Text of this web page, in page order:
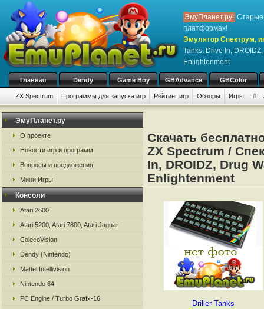
ЭмуПланет.ру: Старые
платформах!
Эмулятор Спектрум,
Tanks, Drive In,
Enlightenment
Главная Dendy Game Boy GBAdvance GBColor
ZX Spectrum Программы для запуска игр Рейтинг игр Обзоры Игры: #
ЭмуПланет.ру
О проекте
Новости игр и программ
Вопросы и предложения
Мини Игры
Консоли
Atari 2600
Atari 5200, Atari 7800, Atari Jaguar
ColecoVision
Dendy (Nintendo)
Mattel Intellivision
Nintendo 64
PC Engine / Turbo Grafx-16
Скачать
ZX Spectrum /
In, DROIDZ, Drug
Enlightenment
Driller Tanks